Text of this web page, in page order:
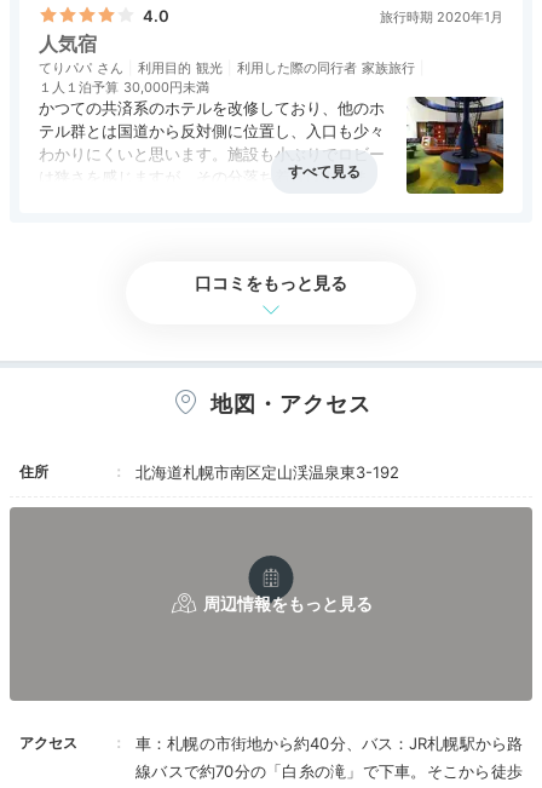
Lounge
16:00
す。
前菜を待っていたけれど 全然 来ない・・
そこらへんは 順番はどうでもよいのかな？
と思い お料理をオーダーしたくても
スタッフの方が見当たらない。
オーダーしたくても スタッフが見当たらなかっ
たり
頼んだものが来なかったり・・
4.0 旅行時期 2020年1月
人気宿
てりパパ 利用目的 観光 利用した際の同行者 家族旅行
１人１泊予算 30,000円未満
かつての共済系のホテルを改修しており、他のホ
テル群とは国道から反対側に位置し、入口も少々
わかりにくいと思います。施設も小ぶりでロビー
は狭さを感じますが、その分落ち着きはありま
口コミをもっと見る
地図・アクセス
住所 北海道札幌市南区定山渓温泉東3-192
アクセス
車：札幌の市街地から約40分、バス：JR札幌駅から路
線バスで約70分の「白糸の滝」で下車。そこから徒歩